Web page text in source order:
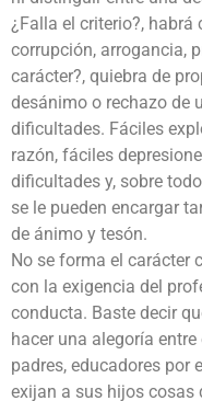
¿Falla el criterio?,
corrupción, arrogancia,
carácter?, quiebra de
desánimo o rechazo de
dificultades. Fáciles
razón, fáciles
dificultades y, sobre
se le pueden encargar
de ánimo y tesón.
No se forma el carácter
con la exigencia del
conducta. Baste decir
hacer una alegoría
padres, educadores por
exijan a sus hijos cosas